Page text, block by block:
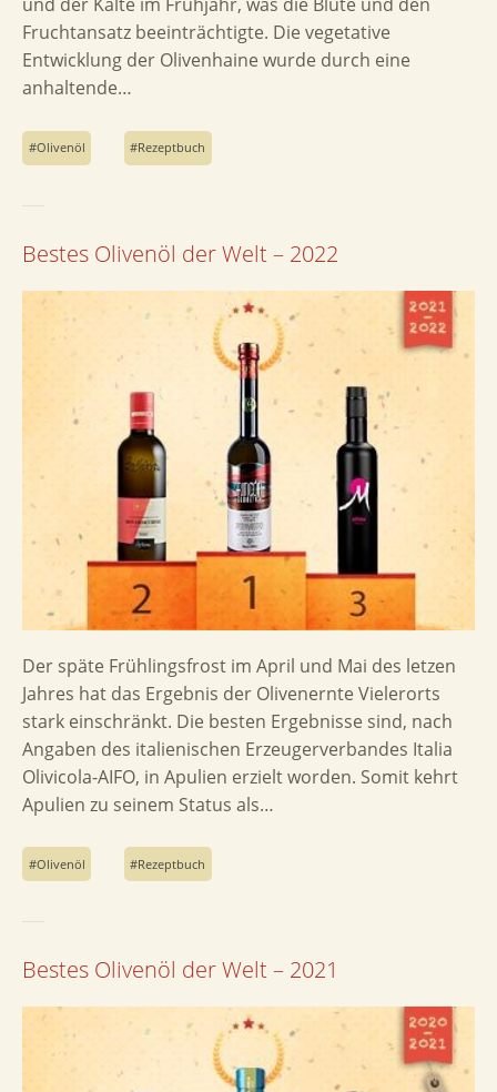
Fruchtansatz beeinträchtigte. Die vegetative
Entwicklung der Olivenhaine wurde durch eine
anhaltende…
Olivenöl Rezeptbuch
Bestes Olivenöl der Welt – 2022
Der späte Frühlingsfrost im April und Mai des letzen
Jahres hat das Ergebnis der Olivenernte Vielerorts
stark einschränkt. Die besten Ergebnisse sind, nach
Angaben des italienischen Erzeugerverbandes Italia
Olivicola-AIFO, in Apulien erzielt worden. Somit kehrt
Apulien zu seinem Status als…
Olivenöl Rezeptbuch
Bestes Olivenöl der Welt – 2021